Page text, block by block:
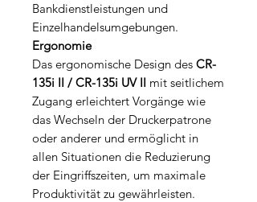
Bankdienstleistungen und
Einzelhandelsumgebungen.
Ergonomie
Das ergonomische Design des CR-
135i II / CR-135i UV II mit seitlichem
Zugang erleichtert Vorgänge wie
das Wechseln der Druckerpatrone
oder anderer und ermöglicht in
allen Situationen die Reduzierung
der Eingriffszeiten, um maximale
Produktivität zu gewährleisten.